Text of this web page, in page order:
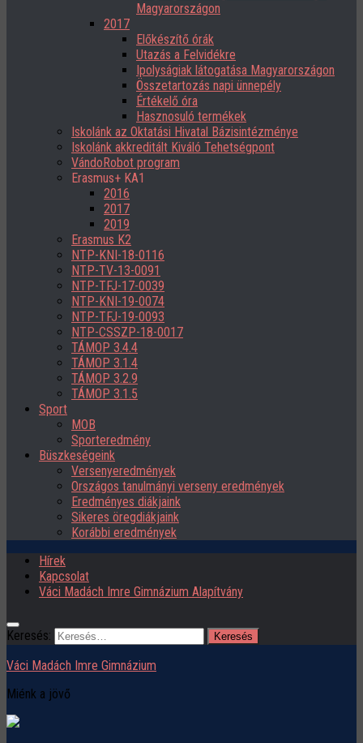
Magyarországon
2017
Előkészítő órák
Utazás a Felvidékre
Ipolyságiak látogatása Magyarországon
Összetartozás napi ünnepély
Értékelő óra
Hasznosuló termékek
Iskolánk az Oktatási Hivatal Bázisintézménye
Iskolánk akkreditált Kiváló Tehetségpont
VándoRobot program
Erasmus+ KA1
2016
2017
2019
Erasmus K2
NTP-KNI-18-0116
NTP-TV-13-0091
NTP-TFJ-17-0039
NTP-KNI-19-0074
NTP-TFJ-19-0093
NTP-CSSZP-18-0017
TÁMOP 3.4.4
TÁMOP 3.1.4
TÁMOP 3.2.9
TÁMOP 3.1.5
Sport
MOB
Sporteredmény
Büszkeségeink
Versenyeredmények
Országos tanulmányi verseny eredmények
Eredményes diákjaink
Sikeres öregdiákjaink
Korábbi eredmények
Hírek
Kapcsolat
Váci Madách Imre Gimnázium Alapítvány
Keresés:
Váci Madách Imre Gimnázium
Miénk a jövő